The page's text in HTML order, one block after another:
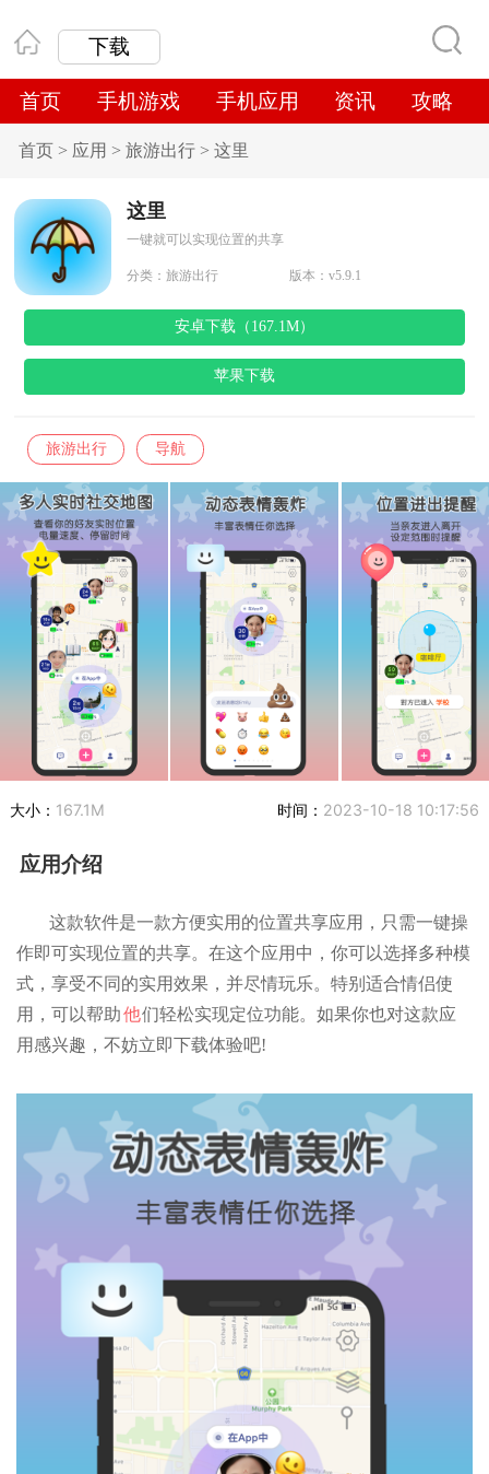
下载
首页 手机游戏 手机应用 资讯 攻略
首页 > 应用 > 旅游出行 > 这里
这里
一键就可以实现位置的共享
分类： 旅游出行 版本：v5.9.1
安卓下载（167.1M）
苹果下载
旅游出行 导航
大小： 167.1M 时间： 2023-10-18 10:17:56
应用介绍
这款软件是一款方便实用的位置共享应用，只需一键操
作即可实现位置的共享。在这个应用中，你可以选择多种模
式，享受不同的实用效果，并尽情玩乐。特别适合情侣使
用，可以帮助他们轻松实现定位功能。如果你也对这款应
用感兴趣，不妨立即下载体验吧!